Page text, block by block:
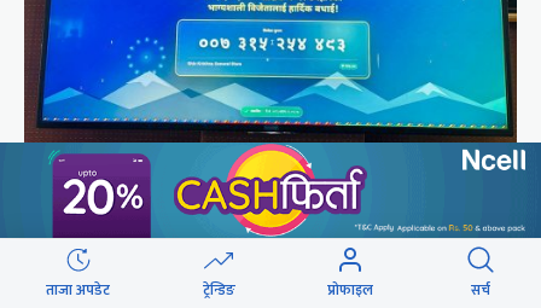
२५० रुपैयाँको सामान किनेका उपभोक्ताले जिते १०
लाखको बम्पर उपहार
ताजा अपडेट ट्रेन्डिङ प्रोफाइल सर्च